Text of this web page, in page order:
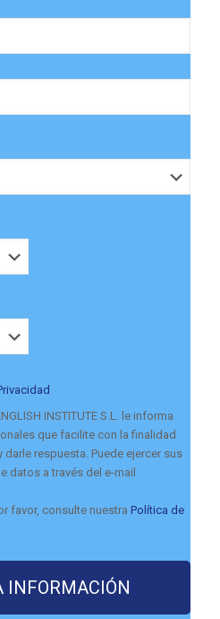
INSTITUTE S.L. le informa
que facilite con la finalidad
respuesta. Puede ejercer sus
datos a través del e-mail
favor, consulte nuestra Política de